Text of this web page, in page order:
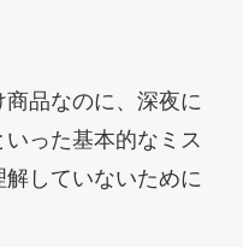
品なのに、深夜に
った基本的なミス
していないために